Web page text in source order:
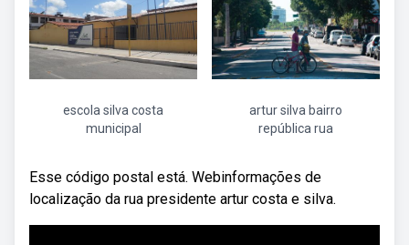
escola silva costa
municipal
artur silva bairro
república rua
Esse código postal está. Webinformações de
localização da rua presidente artur costa e silva.